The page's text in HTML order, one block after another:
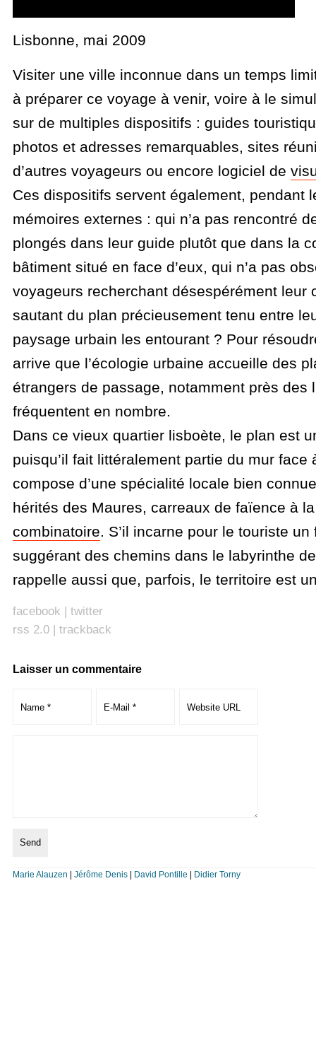
Lisbonne, mai 2009
Visiter une ville inconnue dans un temps
à préparer ce voyage à venir, voire à le
sur de multiples dispositifs : guides
photos et adresses remarquables, sites
d’autres voyageurs ou encore logiciel de
Ces dispositifs servent également, pendant
mémoires externes : qui n’a pas rencontré
plongés dans leur guide plutôt que dans la
bâtiment situé en face d’eux, qui n’a pas
voyageurs recherchant désespérément leur
sautant du plan précieusement tenu entre
paysage urbain les entourant ? Pour
arrive que l’écologie urbaine accueille des
étrangers de passage, notamment près des
fréquentent en nombre.
Dans ce vieux quartier lisboète, le plan est
puisqu’il fait littéralement partie du mur face
compose d’une spécialité locale bien
hérités des Maures, carreaux de faïence à
combinatoire. S’il incarne pour le touriste un
suggérant des chemins dans le labyrinthe
rappelle aussi que, parfois, le territoire est
facebook | twitter
rss 2.0| trackback
Laisser un commentaire
Marie Alauzen Jérôme Denis| David Pontille Didier Torny